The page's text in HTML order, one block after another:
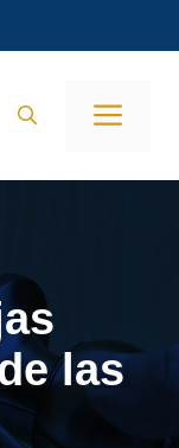
las